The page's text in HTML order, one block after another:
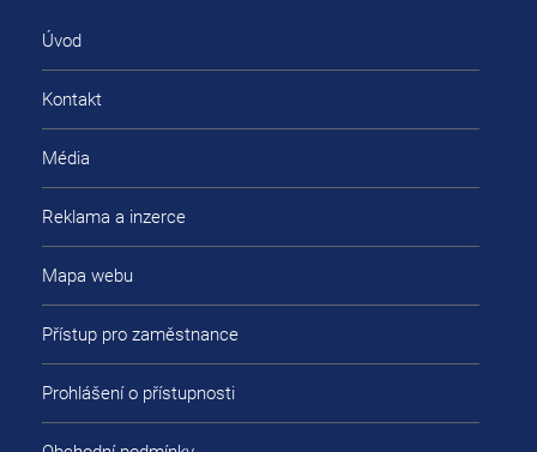
Úvod
Kontakt
Média
Reklama a inzerce
Mapa webu
Přístup pro zaměstnance
Prohlášení o přístupnosti